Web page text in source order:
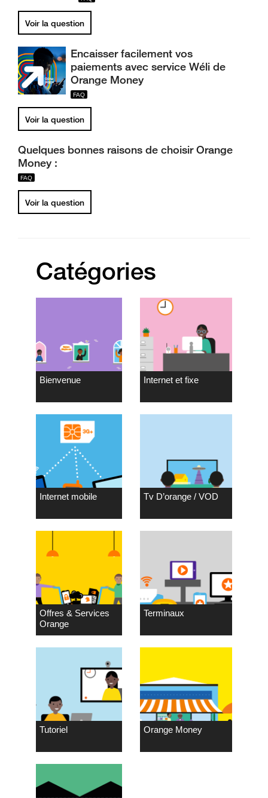
Voir la question
Encaisser facilement vos
paiements avec service Wéli de
Orange Money
Voir la question
Quelques bonnes raisons de choisir Orange
Money :
Voir la question
Catégories
Bienvenue Internet et fixe
Internet mobile Tv D’orange / VOD
Offres & Services
Orange
Terminaux
Tutoriel Orange Money